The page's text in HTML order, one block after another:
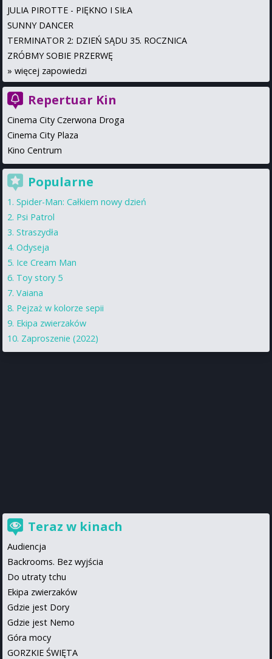
JULIA PIROTTE - PIĘKNO I SIŁA
SUNNY DANCER
TERMINATOR 2: DZIEŃ SĄDU 35. ROCZNICA
ZRÓBMY SOBIE PRZERWĘ
» więcej zapowiedzi
Repertuar Kin
Cinema City Czerwona Droga
Cinema City Plaza
Kino Centrum
Popularne
Spider-Man: Całkiem nowy dzień
Psi Patrol
Straszydła
Odyseja
Ice Cream Man
Toy story 5
Vaiana
Pejzaż w kolorze sepii
Ekipa zwierzaków
Zaproszenie (2022)
Teraz w kinach
Audiencja
Backrooms. Bez wyjścia
Do utraty tchu
Ekipa zwierzaków
Gdzie jest Dory
Gdzie jest Nemo
Góra mocy
GORZKIE ŚWIĘTA